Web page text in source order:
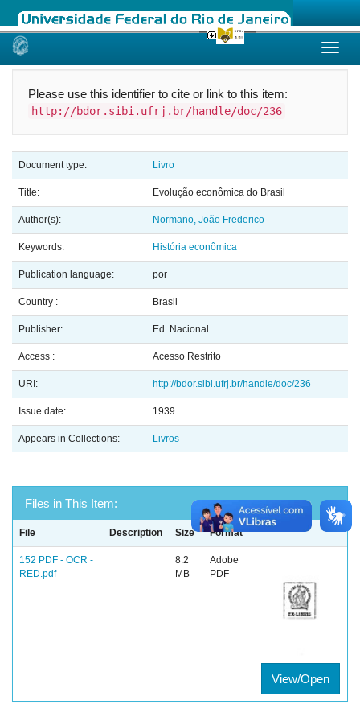
Skip
Please use this identifier to cite or link to this item:
http://bdor.sibi.ufrj.br/handle/doc/236
Document type: Livro
Title: Evolução econômica do Brasil
Author(s): Normano, João Frederico
Keywords: História econômica
Publication language: por
Country : Brasil
Publisher: Ed. Nacional
Access : Acesso Restrito
URI: http://bdor.sibi.ufrj.br/handle/doc/236
Issue date: 1939
Appears in Collections: Livros
Files in This Item:
File Description Size Format
152 PDF - OCR -
RED.pdf
8.2
MB
Adobe
PDF
View/Open